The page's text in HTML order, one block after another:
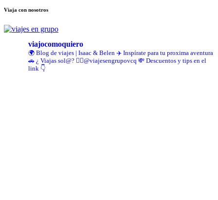
Viaja con nosotros
viajocomoquiero
🌍 Blog de viajes | Isaac & Belen ✈️ Inspírate para tu proxima aventura
🚗 ¿ Viajas sol@? 👉🏻@viajesengrupovcq 💸 Descuentos y tips en el
link 👇